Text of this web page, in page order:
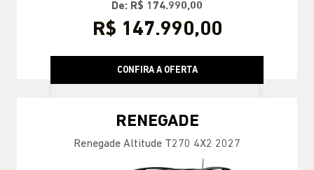
De: R$ 174.990,00
R$ 147.990,00
CONFIRA A OFERTA
RENEGADE
Renegade Altitude T270 4X2 2027